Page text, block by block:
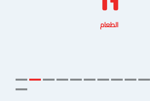
الطعام